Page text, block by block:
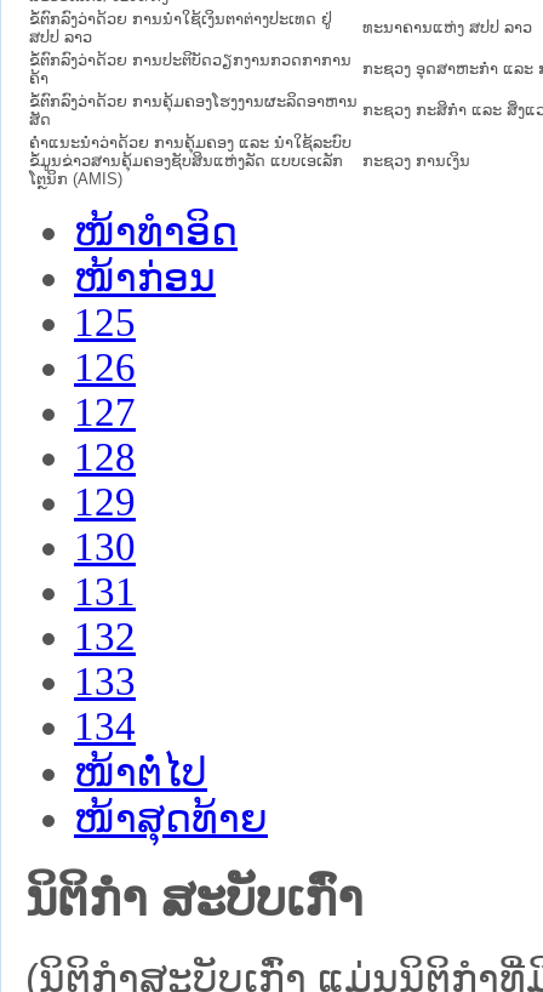
ຂໍ້ຕົກລົງວ່າດ້ວຍ ການນຳໃຊ້ເງິນຕາຕ່າງປະເທດ ຢູ່
ສປປ ລາວ
ທະນາຄານແຫ່ງ ສປປ ລາວ
ຂໍ້ຕົກລົງວ່າດ້ວຍ ການປະຕິບັດວຽກງານກວດກາການ
ຄ້າ
ກະຊວງ ອຸດສາຫະກຳ ແລະ
ຂໍ້ຕົກລົງວ່າດ້ວຍ ການຄຸ້ມຄອງໂຮງງານຜະລິດອາຫານ
ສັດ
ກະຊວງ ກະສິກຳ ແລະ ສິ່ງແ
ຄຳແນະນຳວ່າດ້ວຍ ການຄຸ້ມຄອງ ແລະ ນຳໃຊ້ລະບົບ
ຂໍ້ມູນຂ່າວສານຄຸ້ມຄອງຊັບສິນແຫ່ງລັດ ແບບເອເລັກ
ໂຕຼນິກ (AMIS)
ກະຊວງ ການເງິນ
ໜ້າທໍາອິດ
ໜ້າກ່ອນ
125
126
127
128
129
130
131
132
133
134
ໜ້າຕໍ່ໄປ
ໜ້າສຸດທ້າຍ
ນິຕິກໍາ ສະບັບເກົ່າ
(ນິຕິກໍາສະບັບເກົ່າ ແມ່ນນິຕິກໍາ